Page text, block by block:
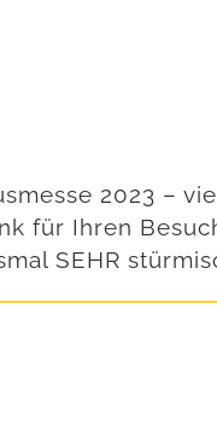
2023 –
für Ihren
SEHR